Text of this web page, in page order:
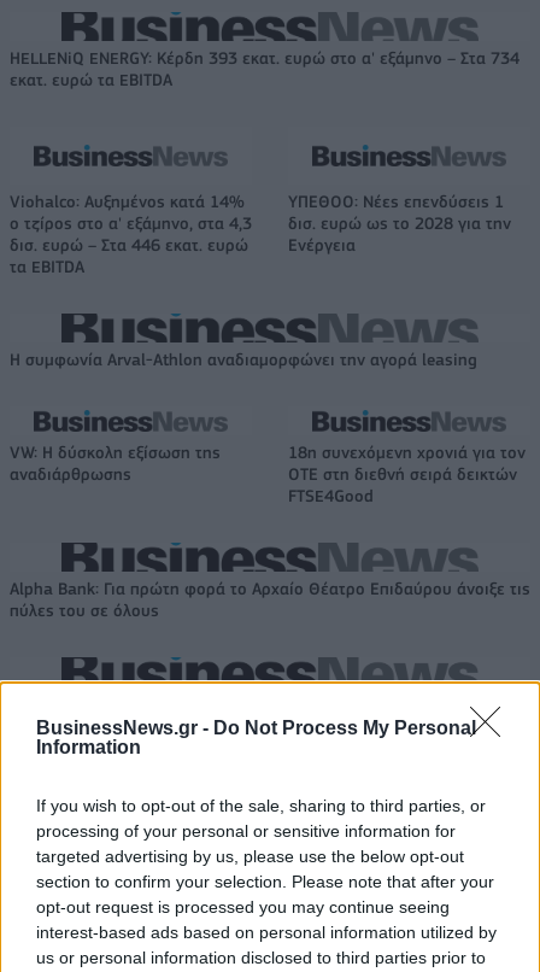
BusinessNews.gr - Do Not Process My Personal
Information
If you wish to opt-out of the sale, sharing to third parties, or
processing of your personal or sensitive information for
targeted advertising by us, please use the below opt-out
section to confirm your selection. Please note that after your
opt-out request is processed you may continue seeing
interest-based ads based on personal information utilized by
us or personal information disclosed to third parties prior to
HELLENiQ ENERGY: Κέρδη 393 εκατ. ευρώ στο α' εξάμηνο – Στα 734
εκατ. ευρώ τα EBITDA
Viohalco: Αυξημένος κατά 14%
ο τζίρος στο α' εξάμηνο, στα 4,3
δισ. ευρώ – Στα 446 εκατ. ευρώ
τα EBITDA
ΥΠΕΘΟΟ: Νέες επενδύσεις 1
δισ. ευρώ ως το 2028 για την
Ενέργεια
Η συμφωνία Arval-Athlon αναδιαμορφώνει την αγορά leasing
VW: Η δύσκολη εξίσωση της
αναδιάρθρωσης
18η συνεχόμενη χρονιά για τον
ΟΤΕ στη διεθνή σειρά δεικτών
FTSE4Good
Alpha Bank: Για πρώτη φορά το Αρχαίο Θέατρο Επιδαύρου άνοιξε τις
πύλες του σε όλους
βιωσιμότητα σε καθημερινή πράξη
ΠΕΡΙΣΣΌΤΕΡΑ ΣΕ ΑΥΤΉ ΤΗΝ ΚΑΤΗΓΟΡΊΑ